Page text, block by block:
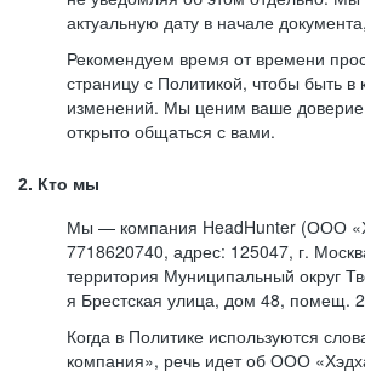
актуальную дату в начале
Рекомендуем время от времени
страницу с Политикой, чтобы быть в
изменений. Мы ценим ваше
открыто общаться с вами.
2. Кто мы
Мы — компания HeadHunter (ООО
7718620740, адрес: 125047, г.
территория Муниципальный округ
я Брестская улица, дом 48, помещ.
Когда в Политике используются
компания», речь идет об ООО